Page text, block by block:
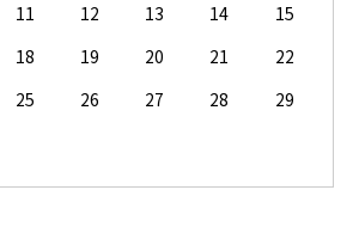
11 12 13 14
15
18 19 20 21
22
25 26 27 28
29